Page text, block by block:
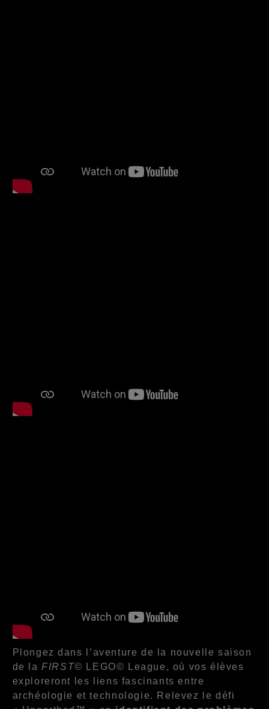
Plongez dans l’aventure de la nouvelle saison
de laFIRST© LEGO© League, où vos élèves
exploreront les liens fascinants entre
archéologie et technologie. Relevez le défi